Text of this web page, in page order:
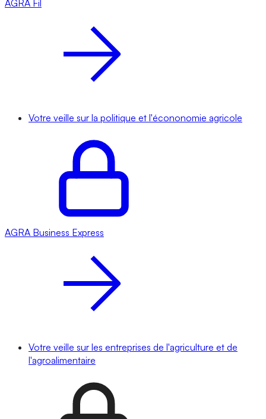
AGRA Fil
Votre veille sur la politique et l'écononomie agricole
AGRA Business Express
Votre veille sur les entreprises de l'agriculture et de
l'agroalimentaire